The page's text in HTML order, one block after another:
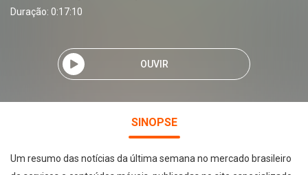
Duração: 0:17:10
OUVIR
SINOPSE
Um resumo das notícias da última semana no mercado brasileiro